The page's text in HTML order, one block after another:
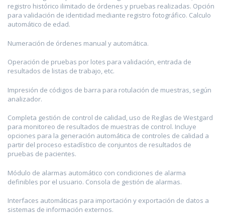
registro histórico ilimitado de órdenes y pruebas realizadas. Opción
para validación de identidad mediante registro fotográfico. Calculo
automático de edad.
Numeración de órdenes manual y automática.
Operación de pruebas por lotes para validación, entrada de
resultados de listas de trabajo, etc.
Impresión de códigos de barra para rotulación de muestras, según
analizador.
Completa gestión de control de calidad, uso de Reglas de Westgard
para monitoreo de resultados de muestras de control. Incluye
opciones para la generación automática de controles de calidad a
partir del proceso estadístico de conjuntos de resultados de
pruebas de pacientes.
Módulo de alarmas automático con condiciones de alarma
definibles por el usuario. Consola de gestión de alarmas.
Interfaces automáticas para importación y exportación de datos a
sistemas de información externos.